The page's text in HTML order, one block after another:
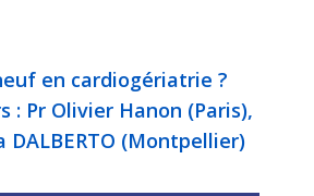
en cardiogériatrie ?
: Pr Olivier Hanon (Paris),
DALBERTO (Montpellier)